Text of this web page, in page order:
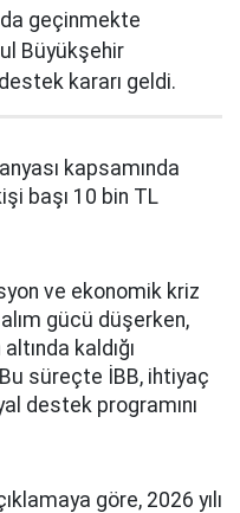
geçinmekte
Büyükşehir
kararı geldi.
kapsamında
başı 10 bin TL
ve ekonomik kriz
gücü düşerken,
altında kaldığı
süreçte İBB, ihtiyaç
destek programını
göre, 2026 yılı